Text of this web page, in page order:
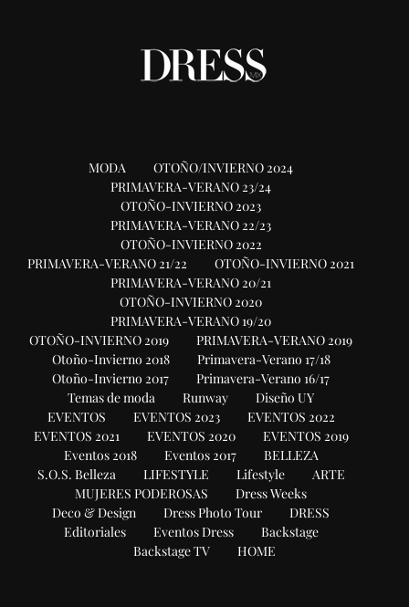
MODA
OTOÑO/INVIERNO 2024
PRIMAVERA-VERANO 23/24
OTOÑO-INVIERNO 2023
PRIMAVERA-VERANO 22/23
OTOÑO-INVIERNO 2022
PRIMAVERA-VERANO 21/22
OTOÑO-INVIERNO 2021
PRIMAVERA-VERANO 20/21
OTOÑO-INVIERNO 2020
PRIMAVERA-VERANO 19/20
OTOÑO-INVIERNO 2019
PRIMAVERA-VERANO 2019
Otoño-Invierno 2018
Primavera-Verano 17/18
Otoño-Invierno 2017
Primavera-Verano 16/17
Temas de moda
Runway
Diseño UY
EVENTOS
EVENTOS 2023
EVENTOS 2022
EVENTOS 2021
EVENTOS 2020
EVENTOS 2019
Eventos 2018
Eventos 2017
BELLEZA
S.O.S. Belleza
LIFESTYLE Lifestyle
ARTE
MUJERES PODEROSAS
Dress Weeks
Deco & Design
Dress Photo Tour
DRESS
Editoriales
Eventos Dress
Backstage
Backstage TV
HOME